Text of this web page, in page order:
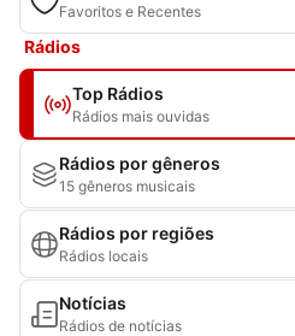
Favoritos e Recentes
Rádios
Top Rádios
Rádios mais ouvidas
Rádios por gêneros
15 gêneros musicais
Rádios por regiões
Rádios locais
Notícias
Rádios de notícias